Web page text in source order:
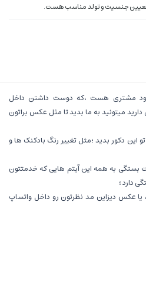
تعیین جنسیت و تولد مناسب هست.
مشتری هست ،که دوست داشتن داخل
میتونید به ما بدید تا مثل عکس براتون
این دکور بدید ؛مثل تغییر رنگ بادکنک ها و
بستگی به همه این آیتم هایی که خدمتتون
دارد ؛
عکس دیزاین مد نظرتون رو داخل واتساپ